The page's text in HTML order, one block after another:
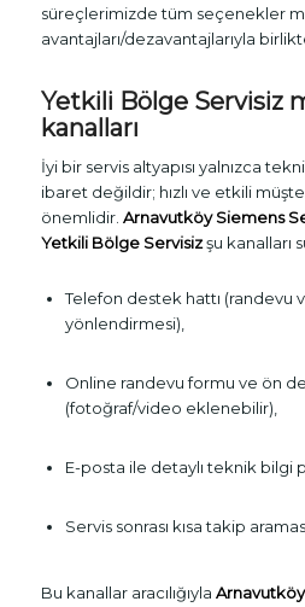
süreçlerimizde tüm seçenekler
avantajları/dezavantajlarıyla
Yetkili Bölge Servisiz
kanalları
İyi bir servis altyapısı yalnızca
ibaret değildir; hızlı ve etkili
önemlidir. Arnavutköy Siemens
Yetkili Bölge Servisizşu kanalları
Telefon destek hattı (randevu
yönlendirmesi),
Online randevu formu ve ön
(fotoğraf/video eklenebilir),
E-posta ile detaylı teknik bilgi
Servis sonrası kısa takip
Bu kanallar aracılığıyla